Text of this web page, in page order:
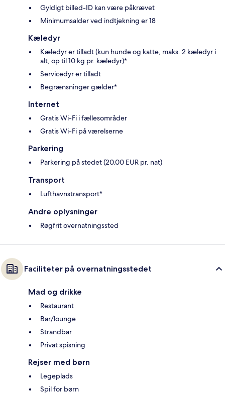
Gyldigt billed-ID kan være påkrævet
Minimumsalder ved indtjekning er 18
Kæledyr
Kæledyr er tilladt (kun hunde og katte, maks. 2 kæledyr i
alt, op til 10 kg pr. kæledyr)*
Servicedyr er tilladt
Begrænsninger gælder*
Internet
Gratis Wi-Fi i fællesområder
Gratis Wi-Fi på værelserne
Parkering
Parkering på stedet (20.00 EUR pr. nat)
Transport
Lufthavnstransport*
Andre oplysninger
Røgfrit overnatningssted
Faciliteter på overnatningsstedet
Mad og drikke
Restaurant
Bar/lounge
Strandbar
Privat spisning
Rejser med børn
Legeplads
Spil for børn